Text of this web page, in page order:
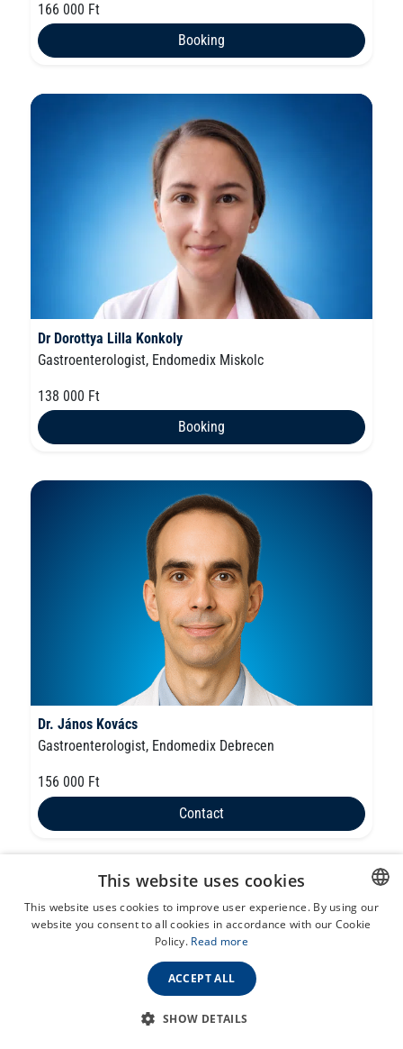
166 000 Ft
Booking
Dr Dorottya Lilla Konkoly
Gastroenterologist, Endomedix Miskolc
138 000 Ft
Booking
Dr. János Kovács
Gastroenterologist, Endomedix Debrecen
156 000 Ft
Contact
HUNGARIAN
This website uses cookies
This website uses cookies to improve user experience. By using our
website you consent to all cookies in accordance with our Cookie
Policy. Read more
ACCEPT ALL
SHOW DETAILS